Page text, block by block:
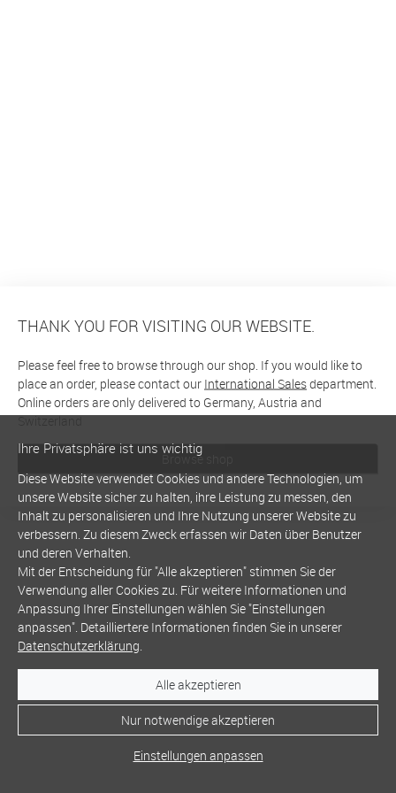
THANK YOU FOR VISITING OUR WEBSITE.
Please feel free to browse through our shop. If you would like to
place an order, please contact our International Salesdepartment.
Online orders are only delivered to Germany, Austria and
Switzerland
Browse shop
Ihre Privatsphäre ist uns wichtig
Diese Website verwendet Cookies und andere Technologien, um
unsere Website sicher zu halten, ihre Leistung zu messen, den
Inhalt zu personalisieren und Ihre Nutzung unserer Website zu
verbessern. Zu diesem Zweck erfassen wir Daten über Benutzer
und deren Verhalten.
Mit der Entscheidung für "Alle akzeptieren" stimmen Sie der
Verwendung aller Cookies zu. Für weitere Informationen und
Anpassung Ihrer Einstellungen wählen Sie "Einstellungen
anpassen". Detailliertere Informationen finden Sie in unserer
Datenschutzerklärung.
Alle akzeptieren
Nur notwendige akzeptieren
Einstellungen anpassen